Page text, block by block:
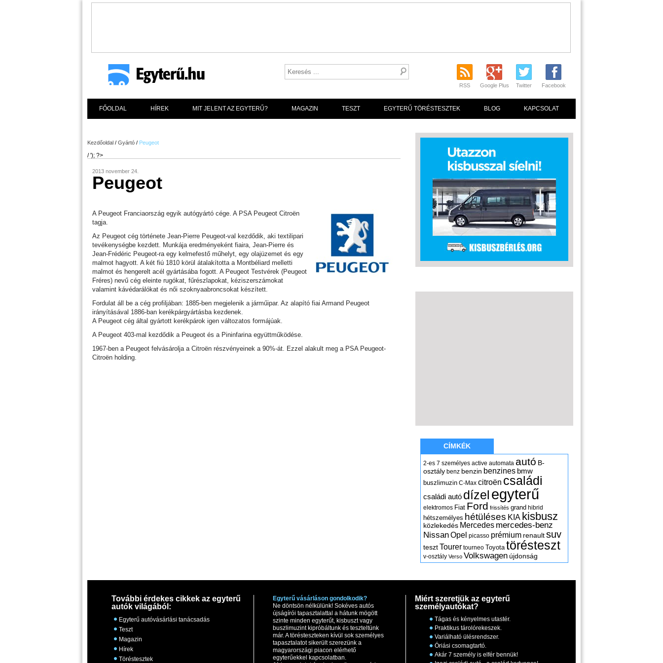
RSS Google Plus Twitter Facebook
FŐOLDAL HÍREK MIT JELENT AZ EGYTERŰ? MAGAZIN TESZT EGYTERŰ TÖRÉSTESZTEK BLOG KAPCSOLAT
Kezdőoldal / Gyártó / Peugeot
/ '); ?>
2013 november 24.
Peugeot
A Peugeot Franciaország egyik autógyártó cége. A PSA Peugeot Citroën
tagja.
Az Peugeot cég története Jean-Pierre Peugeot-val kezdődik, aki textilipari
tevékenységbe kezdett. Munkája eredményeként fiaira, Jean-Pierre és
Jean-Frédéric Peugeot-ra egy kelmefestő műhelyt, egy olajüzemet és egy
malmot hagyott. A két fiú 1810 körül átalakította a Montbéliard melletti
malmot és hengerelt acél gyártásába fogott. A Peugeot Testvérek (Peugeot
Fréres) nevű cég eleinte rugókat, fűrészlapokat, kéziszerszámokat
valamint kávédarálókat és női szoknyaabroncsokat készített.
Fordulat áll be a cég profiljában: 1885-ben megjelenik a járműipar. Az alapító fiai Armand Peugeot
irányításával 1886-ban kerékpárgyártásba kezdenek.
A Peugeot cég által gyártott kerékpárok igen változatos formájúak.
A Peugeot 403-mal kezdődik a Peugeot és a Pininfarina együttműködése.
1967-ben a Peugeot felvásárolja a Citroën részvényeinek a 90%-át. Ezzel alakult meg a PSA Peugeot-
Citroën holding.
CÍMKÉK
2-es 7 személyes active automata autó B-
osztály benz benzin benzines bmw
buszlimuzin C-Max citroën családi
családi autó dízel egyterű
elektromos Fiat Ford frissítés grand hibrid
hétszemélyes hétüléses KIA kisbusz
közlekedés Mercedes mercedes-benz
NissanOpel picasso prémium renaultsuv
tesztTourer tourneo Toyota törésteszt
v-osztály Verso Volkswagen újdonság
További érdekes cikkek az egyterű
autók világából:
Egyterű autóvásárlási tanácsadás
Teszt
Magazin
Hírek
Töréstesztek
Egyterű vásárláson gondolkodik?
Ne döntsön nélkülünk! Sokéves autós
újságírói tapasztalattal a hátunk mögött
szinte minden egyterűt, kisbuszt vagy
buszlimuzint kipróbáltunk és teszteltünk
már. A törésteszteken kívül sok személyes
tapasztalatot sikerült szerezünk a
magyarországi piacon elérhető
egyterűekkel kapcsolatban.
Miért szeretjük az egyterű
személyautókat?
Tágas és kényelmes utastér.
Praktikus tárolórekeszek.
Variálható ülésrendszer.
Óriási csomagtartó.
Akár 7 személy is elfér bennük!